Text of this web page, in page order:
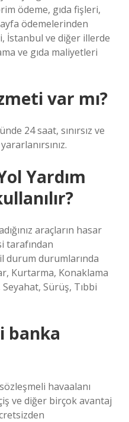
ödeme, gıda fişleri,
ödemelerinden
İstanbul ve diğer illerde
ve gıda maliyetleri
var mı?
24 saat, sınırsız ve
Yardım
araçların hasar
tarafından
durum durumlarında
Kurtarma, Konaklama
Sürüş, Tıbbi
banka
havaalanı
ve diğer birçok avantaj